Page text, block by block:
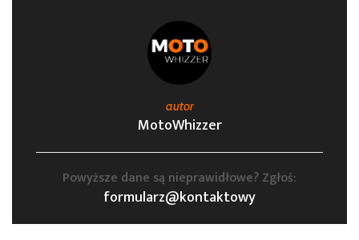
autor
MotoWhizzer
Powyższe dane są nieprawidłowe? Zgłoś:
formularz@kontaktowy